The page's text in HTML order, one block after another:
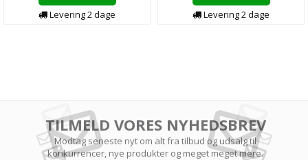
Levering 2 dage
Levering 2 dage
TILMELD VORES NYHEDSBREV
Modtag seneste nyt om alt fra tilbud og udsalg til
konkurrencer, nye produkter og meget meget mere.